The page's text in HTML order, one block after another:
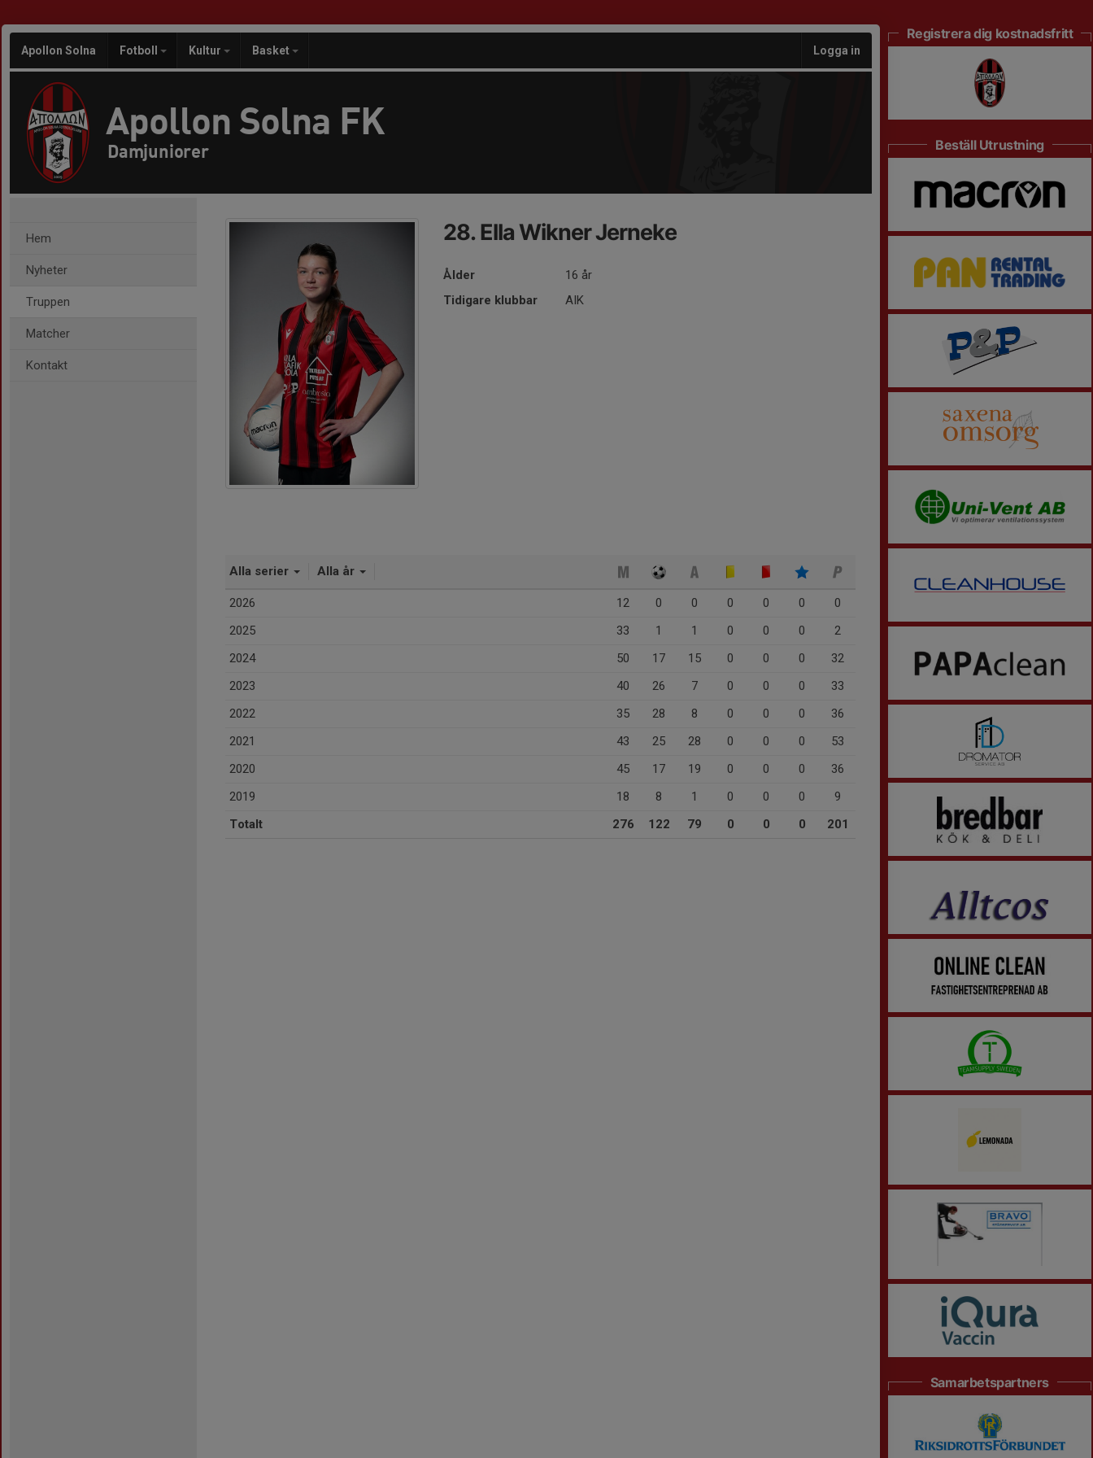
Apollon Solna Fotboll Kultur Basket Logga in
Apollon Solna FK
Damjuniorer
Hem
Nyheter
Truppen
Matcher
Kontakt
28. Ella Wikner Jerneke
Ålder
16 år
Tidigare klubbar
AIK
Alla serier Alla år
2026 12 0 0 0 0 0
0
2025
33 1 1 0 0 0
2
2024
50 17 15 0 0 0
32
2023
40 26 7 0 0 0
33
2022
35 28 8 0 0 0
36
2021
43 25 28 0 0 0
53
2020
45 17 19 0 0 0
36
2019
18 8 1 0 0 0
9
Totalt
276 122 79 0 0 0 201
Registrera dig kostnadsfritt
Beställ Utrustning
Samarbetspartners